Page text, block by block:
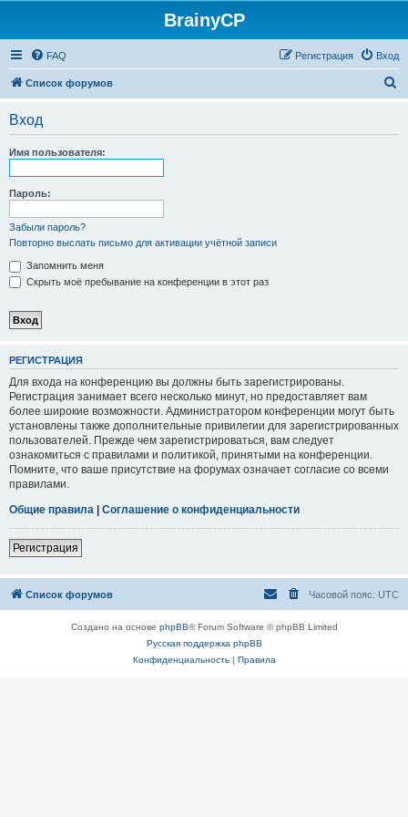
BrainyCP
FAQ Вход
Регистрация
Список форумов
Вход
Имя пользователя:
Пароль:
Забыли пароль?
Повторно выслать письмо для активации учётной записи
Запомнить меня
Скрыть моё пребывание на конференции в этот раз
РЕГИСТРАЦИЯ
Для входа на конференцию вы должны быть зарегистрированы.
Регистрация занимает всего несколько минут, но предоставляет вам
более широкие возможности. Администратором конференции могут быть
установлены также дополнительные привилегии для зарегистрированных
пользователей. Прежде чем зарегистрироваться, вам следует
ознакомиться с правилами и политикой, принятыми на конференции.
Помните, что ваше присутствие на форумах означает согласие со всеми
правилами.
Общие правила | Соглашение о конфиденциальности
Регистрация
Список форумов Часовой пояс: UTC
Создано на основе phpBB® Forum Software © phpBB Limited
Русская поддержка phpBB
Конфиденциальность| Правила